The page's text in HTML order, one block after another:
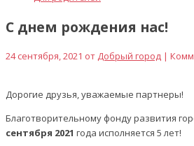
С днем рождения нас!
24 сентября, 2021 от Добрый город |
Дорогие друзья, уважаемые партнеры!
Благотворительному фонду развития
сентября 2021 года исполняется 5 лет!